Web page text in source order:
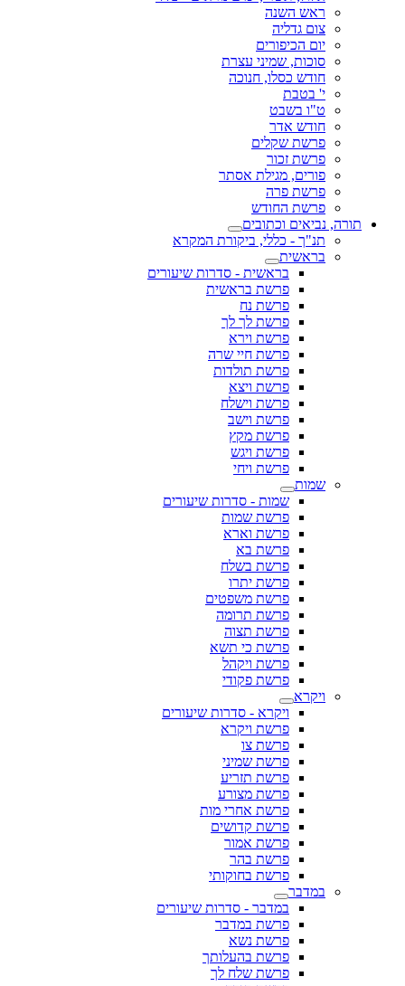
ראש השנה
צום גדליה
יום הכיפורים
סוכות, שמיני עצרת
חודש כסלו, חנוכה
י' בטבת
ט"ו בשבט
חודש אדר
פרשת שקלים
פרשת זכור
פורים, מגילת אסתר
פרשת פרה
פרשת החודש
תורה, נביאים וכתובים
תנ"ך - כללי, ביקורת המקרא
בראשית
בראשית - סדרות שיעורים
פרשת בראשית
פרשת נח
פרשת לך לך
פרשת וירא
פרשת חיי שרה
פרשת תולדות
פרשת ויצא
פרשת וישלח
פרשת וישב
פרשת מקץ
פרשת ויגש
פרשת ויחי
שמות
שמות - סדרות שיעורים
פרשת שמות
פרשת וארא
פרשת בא
פרשת בשלח
פרשת יתרו
פרשת משפטים
פרשת תרומה
פרשת תצוה
פרשת כי תשא
פרשת ויקהל
פרשת פקודי
ויקרא
ויקרא - סדרות שיעורים
פרשת ויקרא
פרשת צו
פרשת שמיני
פרשת תזריע
פרשת מצורע
פרשת אחרי מות
פרשת קדושים
פרשת אמור
פרשת בהר
פרשת בחוקותי
במדבר
במדבר - סדרות שיעורים
פרשת במדבר
פרשת נשא
פרשת בהעלותך
פרשת שלח לך